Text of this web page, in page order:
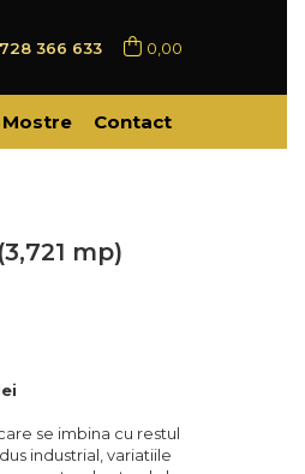
366 633 0,00
Mostre Contact
mp)
se imbina cu restul
industrial, variatiile